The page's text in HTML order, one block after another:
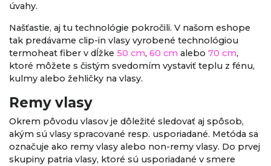
úvahy.
Našťastie, aj tu technológie pokročili. V našom eshope
tak predávame clip-in vlasy vyrobené technológiou
termoheat fiber v dĺžke 50 cm, 60 cm alebo 70 cm,
ktoré môžete s čistým svedomím vystaviť teplu z fénu,
kulmy alebo žehličky na vlasy.
Remy vlasy
Okrem pôvodu vlasov je dôležité sledovať aj spôsob,
akým sú vlasy spracované resp. usporiadané. Metóda sa
označuje ako remy vlasy alebo non-remy vlasy. Do prvej
skupiny patria vlasy, ktoré sú usporiadané v smere